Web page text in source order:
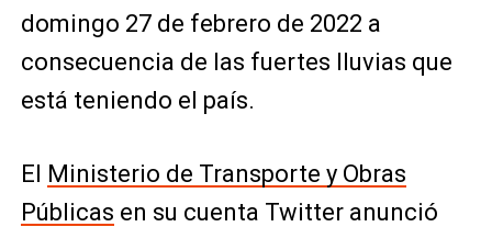
domingo 27 de febrero de 2022 a
consecuencia de las fuertes lluvias que
está teniendo el país.
El Ministerio de Transporte y Obras
Públicas en su cuenta Twitter anunció